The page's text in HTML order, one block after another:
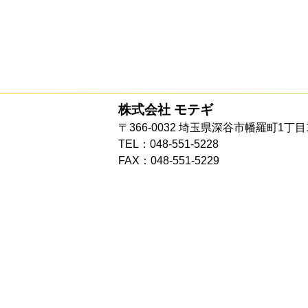
株式会社 モテギ
〒366-0032 埼玉県深谷市幡羅町1丁
TEL：048-551-5228
FAX：048-551-5229